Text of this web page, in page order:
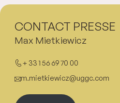
Max Mietkiewicz
+ 33 1 56 69 70 00
m.mietkiewicz@uggc.com
CONTACT PRESSE